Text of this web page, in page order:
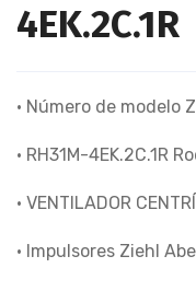
4EK.2C.1R
• Número de modelo
• RH31M-4EK.2C.1R
• VENTILADOR
• Impulsores Ziehl